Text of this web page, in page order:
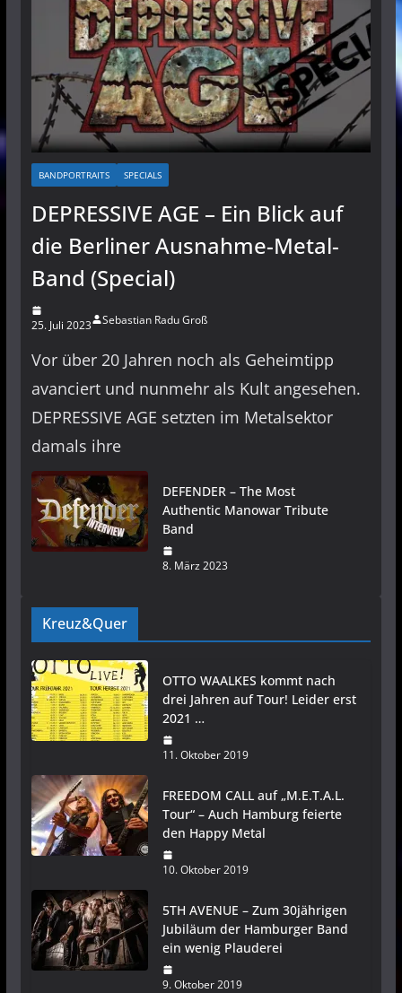
BANDPORTRAITS SPECIALS
DEPRESSIVE AGE – Ein Blick auf
die Berliner Ausnahme-Metal-
Band (Special)
25. Juli 2023 Sebastian Radu Groß
Vor über 20 Jahren noch als Geheimtipp
avanciert und nunmehr als Kult angesehen.
DEPRESSIVE AGE setzten im Metalsektor
damals ihre
DEFENDER – The Most
Authentic Manowar Tribute
Band
8. März 2023
Kreuz&Quer
OTTO WAALKES kommt nach
drei Jahren auf Tour! Leider erst
2021 …
11. Oktober 2019
FREEDOM CALL auf „M.E.T.A.L.
Tour“ – Auch Hamburg feierte
den Happy Metal
10. Oktober 2019
5TH AVENUE – Zum 30jährigen
Jubiläum der Hamburger Band
ein wenig Plauderei
9. Oktober 2019